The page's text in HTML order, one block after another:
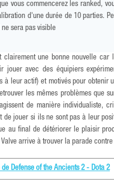
vous commencerez les ranked,
d'une durée de 10 parties.
ne sera pas visible
une bonne nouvelle car
jouer avec des équipiers
à leur actif) et motivés pour obtenir
les mêmes problèmes que
de manière individualiste,
de jouer si ils ne sont pas à leur
au final de détériorer le plaisir
Valve arrive à trouver la parade
Defense of the Ancients 2 - Dota 2